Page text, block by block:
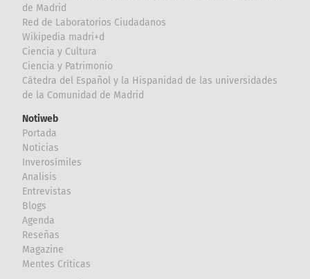
de Madrid
Red de Laboratorios Ciudadanos
Wikipedia madri+d
Ciencia y Cultura
Ciencia y Patrimonio
Cátedra del Español y la Hispanidad de las universidades
de la Comunidad de Madrid
Notiweb
Portada
Noticias
Inverosímiles
Analisis
Entrevistas
Blogs
Agenda
Reseñas
Magazine
Mentes Críticas